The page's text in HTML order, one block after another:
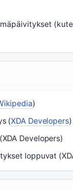
)
(XDA Developers)
Developers)
loppuvat